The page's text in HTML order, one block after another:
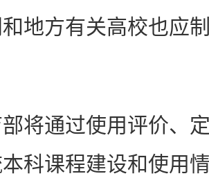
地方有关高校也应
通过使用评价、定
科课程建设和使用